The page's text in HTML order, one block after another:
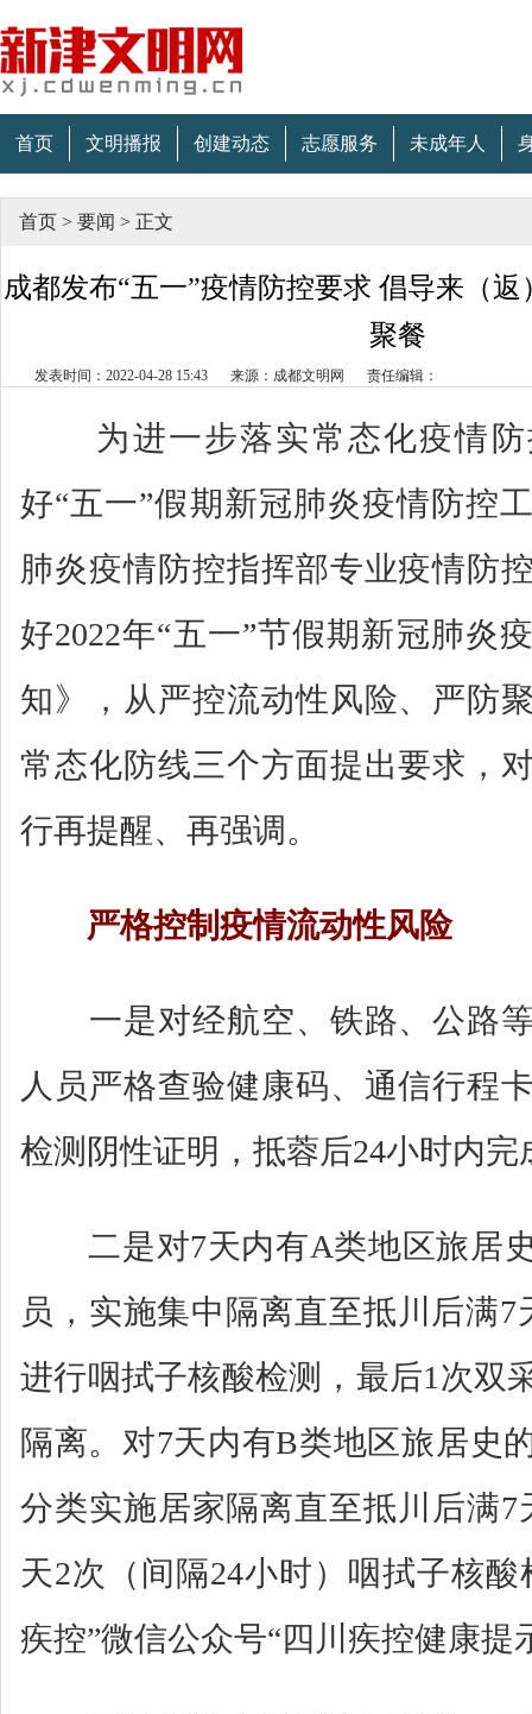
首页 文明播报 创建动态 志愿服务 未成年人
首页 > 要闻 > 正文
成都发布“五一”疫情防控要求 倡导来（
聚餐
发表时间：2022-04-28 15:43 来源：成都文明网 责任编辑：
为进一步落实常态化疫情防
好“五一”假期新冠肺炎疫情防控
肺炎疫情防控指挥部专业疫情防
好2022年“五一”节假期新冠肺炎
知》，从严控流动性风险、严防
常态化防线三个方面提出要求，
行再提醒、再强调。
严格控制疫情流动性风险
一是对经航空、铁路、公路等
人员严格查验健康码、通信行程
检测阴性证明，抵蓉后24小时内完
二是对7天内有A类地区旅居
员，实施集中隔离直至抵川后满7
进行咽拭子核酸检测，最后1次双
隔离。对7天内有B类地区旅居史
分类实施居家隔离直至抵川后满7
天2次（间隔24小时）咽拭子核
疾控”微信公众号“四川疾控健康提